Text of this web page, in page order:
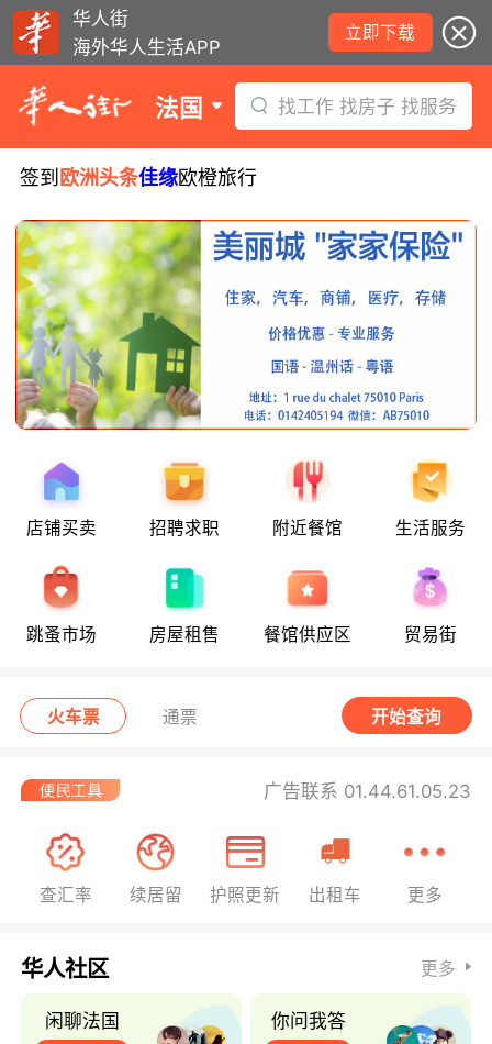
华人街
海外华人生活APP
立即下载
法国 找工作 找房子 找服务
签到 欧洲头条佳缘欧橙旅行
店铺买卖 招聘求职 附近餐馆 生活服务
跳蚤市场 房屋租售 餐馆供应区 贸易街
火车票 通票 开始查询
广告联系 01.44.61.05.23
查汇率 续居留 护照更新 出租车 更多
华人社区 更多
闲聊法国 你问我答